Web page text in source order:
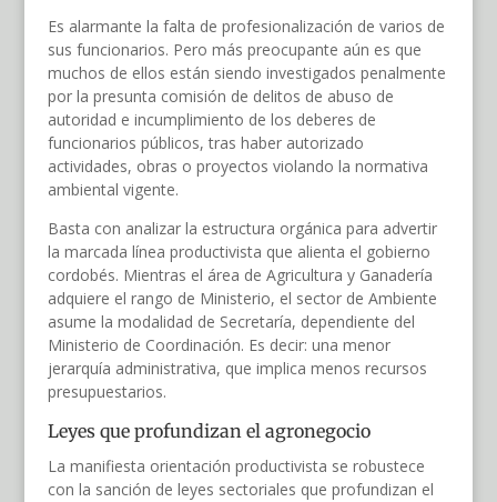
Es alarmante la falta de profesionalización de varios de
sus funcionarios. Pero más preocupante aún es que
muchos de ellos están siendo investigados penalmente
por la presunta comisión de delitos de abuso de
autoridad e incumplimiento de los deberes de
funcionarios públicos, tras haber autorizado
actividades, obras o proyectos violando la normativa
ambiental vigente.
Basta con analizar la estructura orgánica para advertir
la marcada línea productivista que alienta el gobierno
cordobés. Mientras el área de Agricultura y Ganadería
adquiere el rango de Ministerio, el sector de Ambiente
asume la modalidad de Secretaría, dependiente del
Ministerio de Coordinación. Es decir: una menor
jerarquía administrativa, que implica menos recursos
presupuestarios.
Leyes que profundizan el agronegocio
La manifiesta orientación productivista se robustece
con la sanción de leyes sectoriales que profundizan el